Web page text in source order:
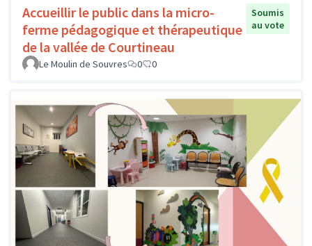
Accueillir le public dans la micro-
ferme pédagogique et thérapeutique
de la vallée de Courtineau
Soumis
au vote
Le Moulin de Souvres 0 0